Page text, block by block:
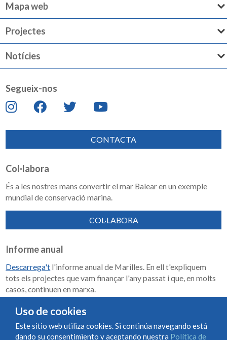
Mapa web
Projectes
Notícies
Segueix-nos
CONTACTA
Col·labora
És a les nostres mans convertir el mar Balear en un exemple
mundial de conservació marina.
COL·LABORA
Informe anual
Descarrega't l'informe anual de Marilles. En ell t'expliquem
tots els projectes que vam finançar l'any passat i que, en molts
casos, continuen en marxa.
Uso de cookies
Este sitio web utiliza cookies. Si continúa navegando está
dando su consentimiento y aceptando nuestra Política de